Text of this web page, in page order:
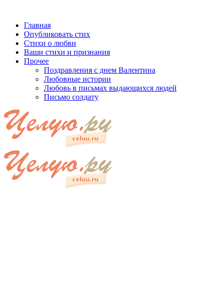
Главная
Опубликовать стих
Стихи о любви
Ваши стихи и признания
Прочее
Поздравления с днем Валентина
Любовные истории
Любовь в письмах выдающихся людей
Письмо солдату